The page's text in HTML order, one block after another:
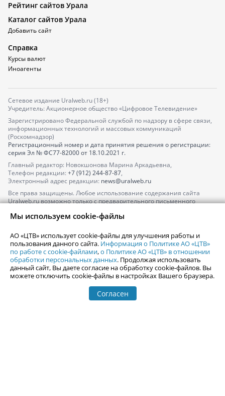
Рейтинг сайтов Урала
Каталог сайтов Урала
Добавить сайт
Справка
Курсы валют
Иноагенты
Сетевое издание Uralweb.ru (18+)
Учредитель: Акционерное общество «Цифровое Телевидение»
Зарегистрировано Федеральной службой по надзору в сфере связи,
информационных технологий и массовых коммуникаций
(Роскомнадзор)
Регистрационный номер и дата принятия решения о регистрации:
серия Эл № ФС77-82000от 18.10.2021 г.
Главный редактор: Новокшонова Марина Аркадьевна,
Телефон редакции: +7 (912) 244-87-87,
Электронный адрес редакции: news@uralweb.ru
Все права защищены. Любое использование содержания сайта
Uralweb.ru возможно только с предварительного письменного
По вопросам размещения рекламы обращайтесь по тел.
По вопросам размещения информации в разделе «Афиша»
afisha@uralweb.ru
Пользовательское соглашение на использование сайта
Политика АО «ЦТВ» в отношении обработки персональных данных
Мы используем cookie-файлы
АО «ЦТВ» использует cookie-файлы для улучшения работы и
пользования данного сайта. Информация о Политике АО «ЦТВ»
по работе с cookie-файлами,о Политике АО «ЦТВ» в отношении
обработки персональных данных. Продолжая использовать
данный сайт, Вы даете согласие на обработку cookie-файлов. Вы
можете отключить cookie-файлы в настройках Вашего браузера.
Согласен